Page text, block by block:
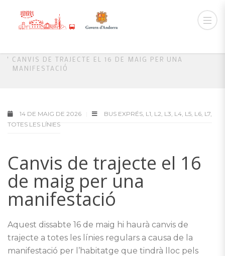
CANVIS DE TRAJECTE EL 16 DE MAIG PER UNA
MANIFESTACIÓ
14 DE MAIG DE 2026 BUS EXPRÉS, L1, L2, L3, L4, L5, L6, L7,
TOTES LES LÍNIES
Canvis de trajecte el 16
de maig per una
manifestació
Aquest dissabte 16 de maig hi haurà canvis de
trajecte a totes les línies regulars a causa de la
manifestació per l’habitatge que tindrà lloc pels